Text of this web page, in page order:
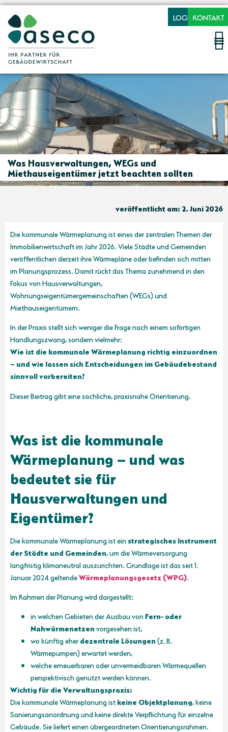
LOGINKONTAKT
Was Hausverwaltungen, WEGs und
Miethauseigentümer jetzt beachten sollten
veröffentlicht am: 2. Juni 2026
Die kommunale Wärmeplanung ist eines der zentralen Themen der
Immobilienwirtschaft im Jahr 2026. Viele Städte und Gemeinden
veröffentlichen derzeit ihre Wärmepläne oder befinden sich mitten
im Planungsprozess. Damit rückt das Thema zunehmend in den
Fokus von Hausverwaltungen,
Wohnungseigentümergemeinschaften (WEGs) und
Miethauseigentümern.
In der Praxis stellt sich weniger die Frage nach einem sofortigen
Handlungszwang, sondern vielmehr:
Wie ist die kommunale Wärmeplanung richtig einzuordnen
– und wie lassen sich Entscheidungen im Gebäudebestand
sinnvoll vorbereiten?
Dieser Beitrag gibt eine sachliche, praxisnahe Orientierung.
Was ist die kommunale
Wärmeplanung – und was
bedeutet sie für
Hausverwaltungen und
Eigentümer?
Die kommunale Wärmeplanung ist ein strategisches Instrument
der Städte und Gemeinden, um die Wärmeversorgung
langfristig klimaneutral auszurichten. Grundlage ist das seit 1.
Januar 2024 geltendeWärmeplanungsgesetz (WPG)
Im Rahmen der Planung wird dargestellt:
in welchen Gebieten der Ausbau von Fern‑ oder
Nahwärmenetzen vorgesehen ist,
wo künftig eherdezentrale Lösungen (z. B.
Wärmepumpen) erwartet werden,
welche erneuerbaren oder unvermeidbaren Wärmequellen
perspektivisch genutzt werden können.
Wichtig für die Verwaltungspraxis:
Die kommunale Wärmeplanung ist keine Objektplanung, keine
Sanierungsanordnung und keine direkte Verpflichtung für einzelne
Gebäude. Sie liefert einen übergeordneten Orientierungsrahmen.